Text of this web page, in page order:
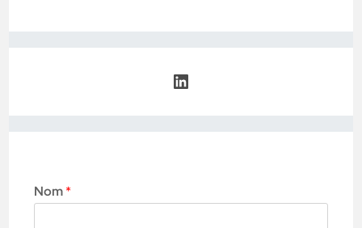
Nom*